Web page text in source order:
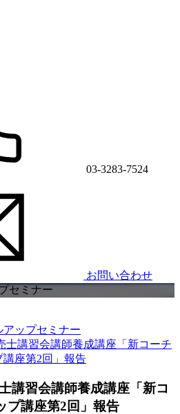
03-3283-7524
お問い合わせ
セミナー
ップセミナー
士講習会講師養成講座「新コーチ
講座第2回」報告
講習会講師養成講座「新コ
プ講座第2回」報告